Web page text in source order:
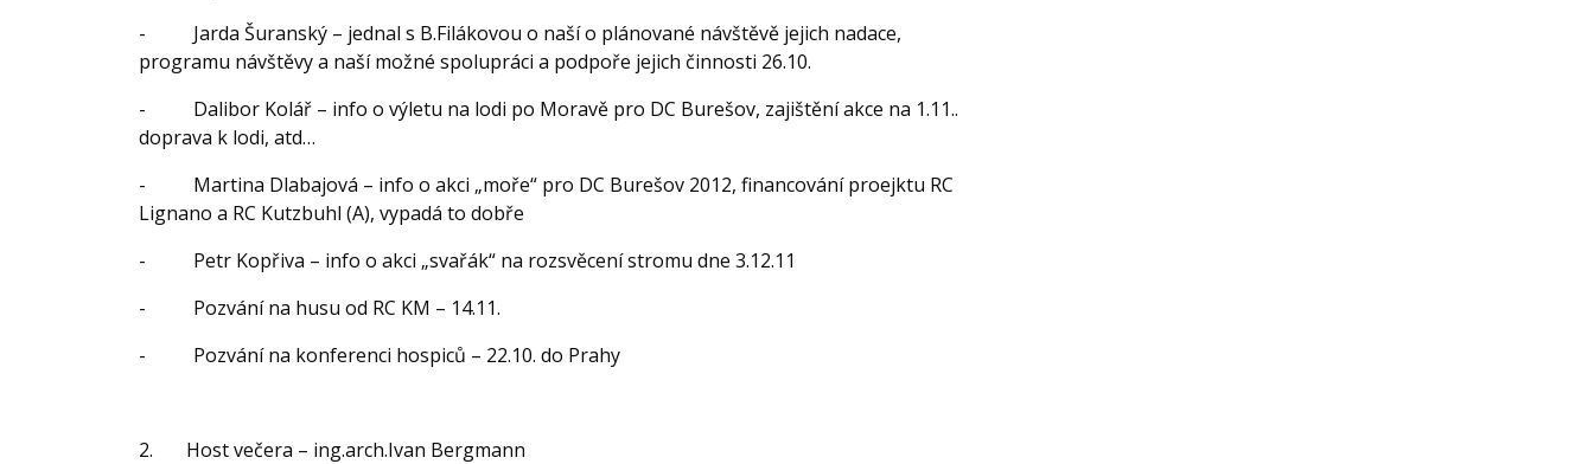
-
Jarda Šuranský – jednal s B.Filákovou o naší o plánované návštěvě jejich nadace,
programu návštěvy a naší možné spolupráci a podpoře jejich činnosti 26.10.
-
Dalibor Kolář – info o výletu na lodi po Moravě pro DC Burešov, zajištění akce na 1.11..
doprava k lodi, atd…
-
Martina Dlabajová – info o akci „moře“ pro DC Burešov 2012, financování proejktu RC
Lignano a RC Kutzbuhl (A), vypadá to dobře
-
Petr Kopřiva – info o akci „svařák“ na rozsvěcení stromu dne 3.12.11
-
Pozvání na husu od RC KM – 14.11.
-
Pozvání na konferenci hospiců – 22.10. do Prahy
2.
Host večera – ing.arch.Ivan Bergmann